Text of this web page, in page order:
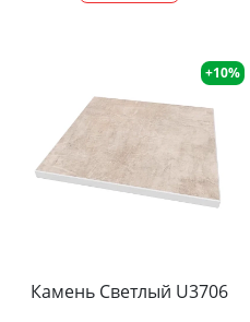
+10%
Камень Светлый U3706